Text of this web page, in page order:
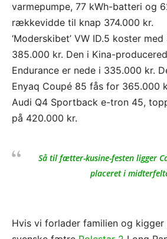
varmepumpe, 77 kWh-batteri og
rækkevidde til knap 374.000 kr.
‘Moderskibet’ VW ID.5 koster
385.000 kr. Den i Kina-
Endurance er nede i 335.000 kr.
Enyaq Coupé 85 fås for 365.000
Audi Q4 Sportback e-tron 45,
på 420.000 kr.
Så til fætter-kusine-festen ligger
placeret i
Hvis vi forlader familien og kigger